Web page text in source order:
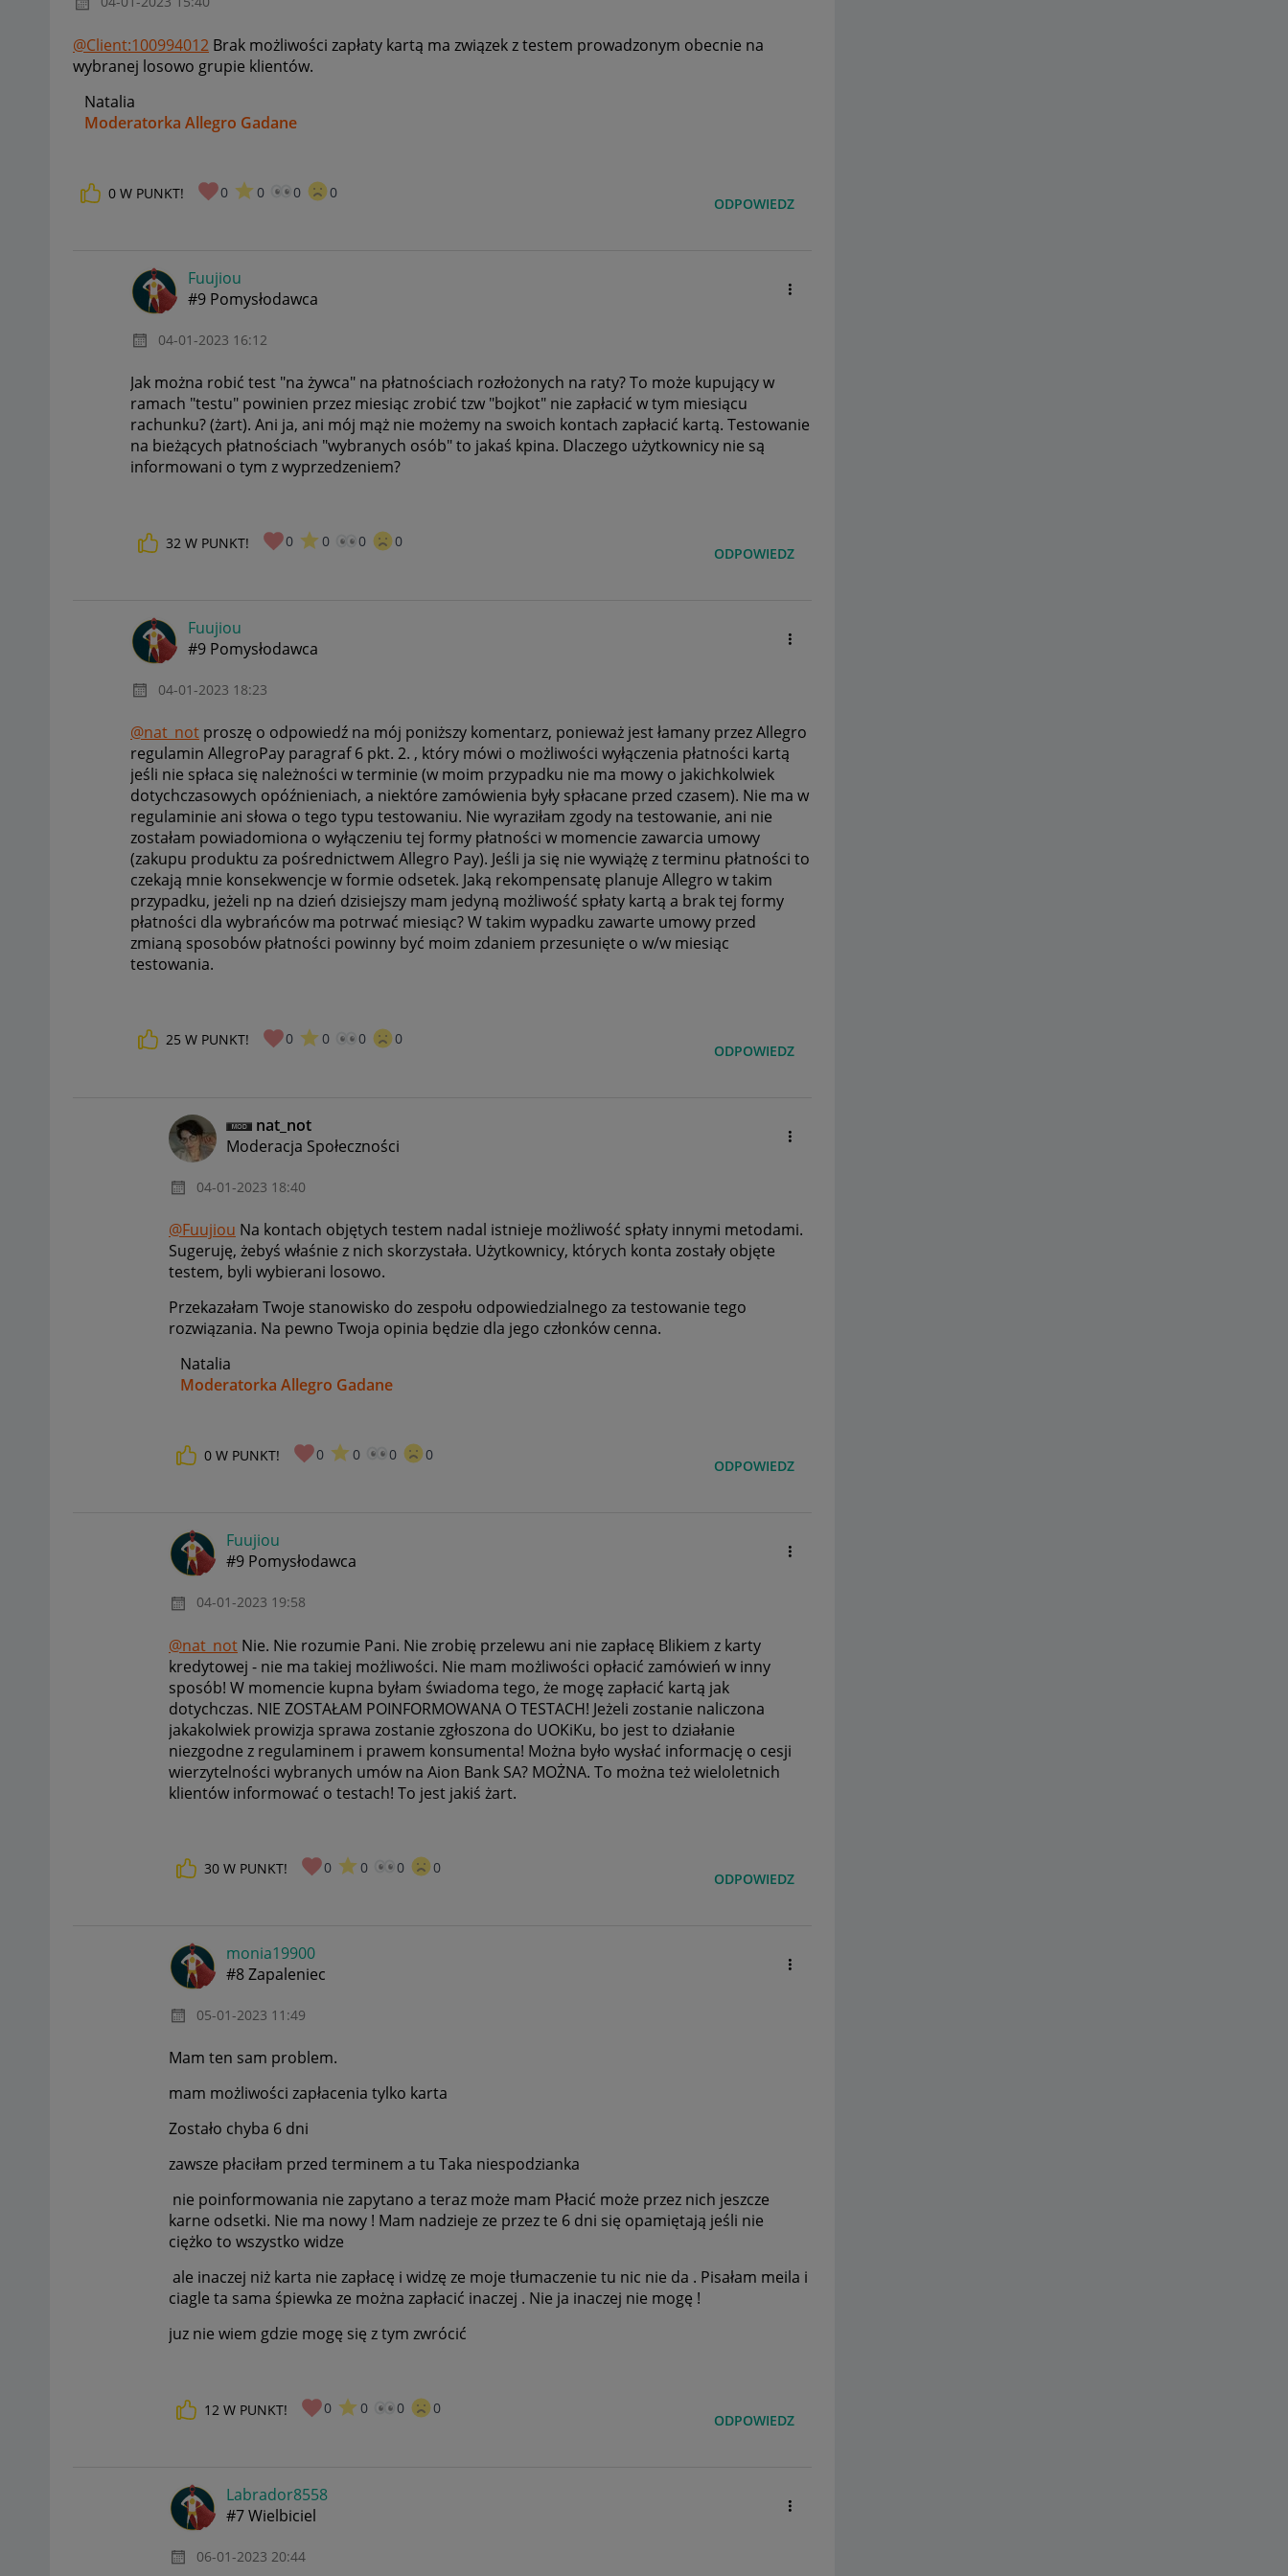
@Client:100994012 Brak możliwości zapłaty kartą ma związek z testem prowadzonym obecnie na
wybranej losowo grupie klientów.
Natalia
Moderatorka Allegro Gadane
0 W PUNKT! 0 0 0 0
ODPOWIEDZ
Fuujiou
#9 Pomysłodawca
‎04-01-2023 16:12
Jak można robić test "na żywca" na płatnościach rozłożonych na raty? To może kupujący w
ramach "testu" powinien przez miesiąc zrobić tzw "bojkot" nie zapłacić w tym miesiącu
rachunku? (żart). Ani ja, ani mój mąż nie możemy na swoich kontach zapłacić kartą. Testowanie
na bieżących płatnościach "wybranych osób" to jakaś kpina. Dlaczego użytkownicy nie są
informowani o tym z wyprzedzeniem?
32 W PUNKT! 0 0 0 0
ODPOWIEDZ
Fuujiou
#9 Pomysłodawca
‎04-01-2023 18:23
@nat_not proszę o odpowiedź na mój poniższy komentarz, ponieważ jest łamany przez Allegro
regulamin AllegroPay paragraf 6 pkt. 2. , który mówi o możliwości wyłączenia płatności kartą
jeśli nie spłaca się należności w terminie (w moim przypadku nie ma mowy o jakichkolwiek
dotychczasowych opóźnieniach, a niektóre zamówienia były spłacane przed czasem). Nie ma w
regulaminie ani słowa o tego typu testowaniu. Nie wyraziłam zgody na testowanie, ani nie
zostałam powiadomiona o wyłączeniu tej formy płatności w momencie zawarcia umowy
(zakupu produktu za pośrednictwem Allegro Pay). Jeśli ja się nie wywiążę z terminu płatności to
czekają mnie konsekwencje w formie odsetek. Jaką rekompensatę planuje Allegro w takim
przypadku, jeżeli np na dzień dzisiejszy mam jedyną możliwość spłaty kartą a brak tej formy
płatności dla wybrańców ma potrwać miesiąc? W takim wypadku zawarte umowy przed
zmianą sposobów płatności powinny być moim zdaniem przesunięte o w/w miesiąc
testowania.
25 W PUNKT! 0 0 0 0
ODPOWIEDZ
nat_not
Moderacja Społeczności
‎04-01-2023 18:40
@Fuujiou Na kontach objętych testem nadal istnieje możliwość spłaty innymi metodami.
Sugeruję, żebyś właśnie z nich skorzystała. Użytkownicy, których konta zostały objęte
testem, byli wybierani losowo.
Przekazałam Twoje stanowisko do zespołu odpowiedzialnego za testowanie tego
rozwiązania. Na pewno Twoja opinia będzie dla jego członków cenna.
Natalia
Moderatorka Allegro Gadane
0 W PUNKT! 0 0 0 0
ODPOWIEDZ
Fuujiou
#9 Pomysłodawca
‎04-01-2023 19:58
@nat_not Nie. Nie rozumie Pani. Nie zrobię przelewu ani nie zapłacę Blikiem z karty
kredytowej - nie ma takiej możliwości. Nie mam możliwości opłacić zamówień w inny
sposób! W momencie kupna byłam świadoma tego, że mogę zapłacić kartą jak
dotychczas. NIE ZOSTAŁAM POINFORMOWANA O TESTACH! Jeżeli zostanie naliczona
jakakolwiek prowizja sprawa zostanie zgłoszona do UOKiKu, bo jest to działanie
niezgodne z regulaminem i prawem konsumenta! Można było wysłać informację o cesji
wierzytelności wybranych umów na Aion Bank SA? MOŻNA. To można też wieloletnich
klientów informować o testach! To jest jakiś żart.
30 W PUNKT! 0 0 0 0
ODPOWIEDZ
monia19900
#8 Zapaleniec
‎05-01-2023 11:49
Mam ten sam problem.
mam możliwości zapłacenia tylko karta
Zostało chyba 6 dni
zawsze płaciłam przed terminem a tu Taka niespodzianka
nie poinformowania nie zapytano a teraz może mam Płacić może przez nich jeszcze
karne odsetki. Nie ma nowy ! Mam nadzieje ze przez te 6 dni się opamiętają jeśli nie
ciężko to wszystko widze
ale inaczej niż karta nie zapłacę i widzę ze moje tłumaczenie tu nic nie da . Pisałam meila i
ciagle ta sama śpiewka ze można zapłacić inaczej . Nie ja inaczej nie mogę !
juz nie wiem gdzie mogę się z tym zwrócić
12 W PUNKT! 0 0 0 0
ODPOWIEDZ
Labrador8558
#7 Wielbiciel
‎06-01-2023 20:44